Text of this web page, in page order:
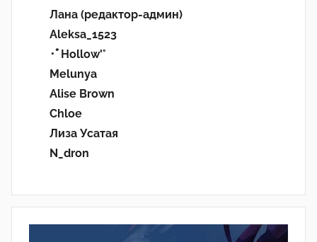
Лана (редактор-админ)
Aleksa_1523
･ﾟHollow'°
Melunya
Alise Brown
Chloe
Лиза Усатая
N_dron